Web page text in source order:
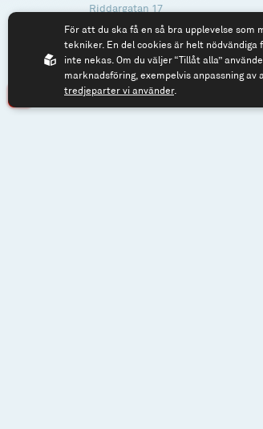
Riddargatan 17
114 57 Stockholm
För att du ska få en så bra upplevelse som
tekniker. En del cookies är helt
inte nekas. Om du väljer “Tillåt alla”
marknadsföring, exempelvis anpassning av
tredjeparter vi använder.